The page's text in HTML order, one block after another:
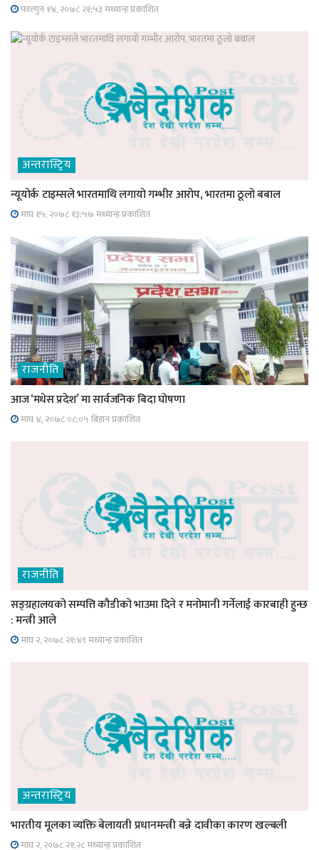
फाल्गुन १४, २०७८ २१;५३ मध्यान्ह प्रकाशित
अन्तरास्ट्रिय
न्यूयोर्क टाइम्सले भारतमाथि लगायो गम्भीर आरोप, भारतमा ठूलो बबाल
माघ १५, २०७८ १३;५७ मध्यान्ह प्रकाशित
राजनीति
आज ‘मधेस प्रदेश’ मा सार्वजनिक बिदा घोषणा
माघ ४, २०७८ ०८;०५ बिहान प्रकाशित
राजनीति
सङ्ग्रहालयको सम्पत्ति कौडीको भाउमा दिने र मनोमानी गर्नेलाई कारबाही हुन्छ
: मन्त्री आले
माघ २, २०७८ २१;४९ मध्यान्ह प्रकाशित
अन्तरास्ट्रिय
भारतीय मूलका व्यक्ति बेलायती प्रधानमन्त्री बन्ने दावीका कारण खल्बली
माघ २, २०७८ २१;२८ मध्यान्ह प्रकाशित